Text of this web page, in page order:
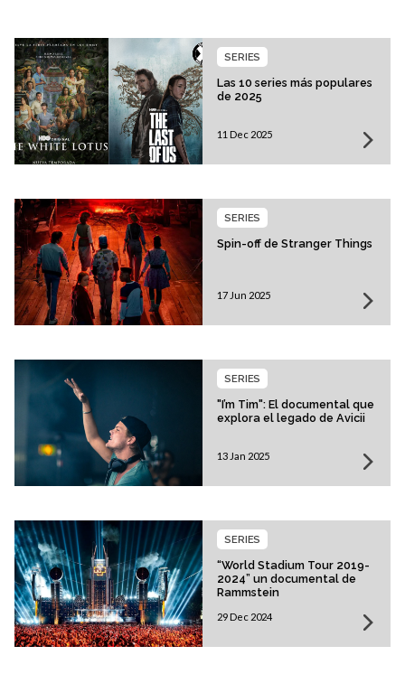
Las 10 series más populares
de 2025
SERIES
11 Dec 2025
Spin-off de Stranger Things
SERIES
17 Jun 2025
"I’m Tim": El documental que
explora el legado de Avicii
SERIES
13 Jan 2025
“World Stadium Tour 2019-
2024” un documental de
Rammstein
SERIES
29 Dec 2024